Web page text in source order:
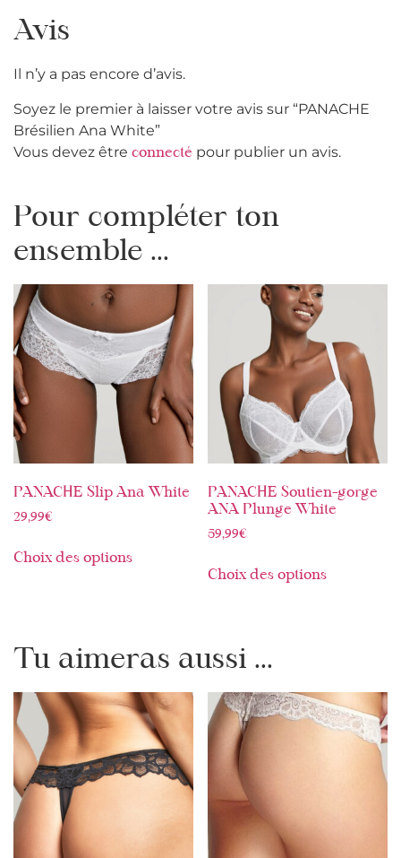
Avis
Il n’y a pas encore d’avis.
Soyez le premier à laisser votre avis sur “PANACHE
Brésilien Ana White”
Vous devez être connecté pour publier un avis.
Pour compléter ton
ensemble ...
PANACHE Slip Ana White
29,99€
Choix des options
PANACHE Soutien-gorge
ANA Plunge White
59,99€
Choix des options
Tu aimeras aussi ...